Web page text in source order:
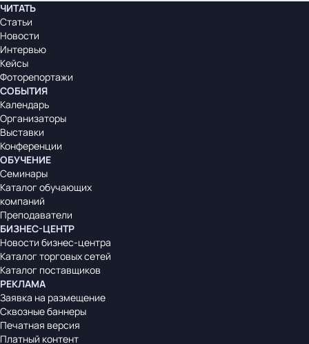
ЧИТАТЬ
Статьи
Новости
Интервью
Кейсы
Фоторепортажи
СОБЫТИЯ
Календарь
Организаторы
Выставки
Конференции
ОБУЧЕНИЕ
Семинары
Каталог обучающих
компаний
Преподаватели
БИЗНЕС-ЦЕНТР
Новости бизнес-центра
Каталог торговых сетей
Каталог поставщиков
РЕКЛАМА
Заявка на размещение
Сквозные баннеры
Печатная версия
Платный контент